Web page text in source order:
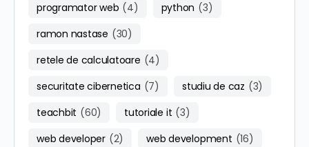
programator web (4) python (3)
ramon nastase (30)
retele de calculatoare (4)
securitate cibernetica (7) studiu de caz (3)
teachbit (60) tutoriale it (3)
web developer (2) web development (16)